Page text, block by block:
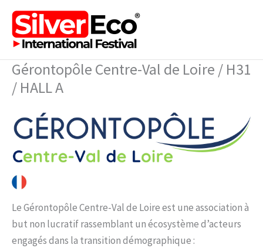
Aller
contenu
Gérontopôle Centre-Val de Loire / H31
/ HALL A
Le Gérontopôle Centre-Val de Loire est une association à
but non lucratif rassemblant un écosystème d’acteurs
engagés dans la transition démographique :